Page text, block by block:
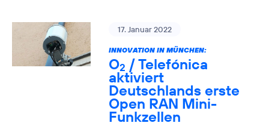
17. Januar 2022
INNOVATION IN MÜNCHEN:
O2 / Telefónica
aktiviert
Deutschlands erste
Open RAN Mini-
Funkzellen